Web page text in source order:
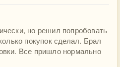
но решил попробовать
покупок сделал. Брал
Все пришло нормально